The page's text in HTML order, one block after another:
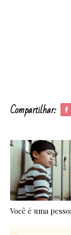
Compartilhar:
Você é uma